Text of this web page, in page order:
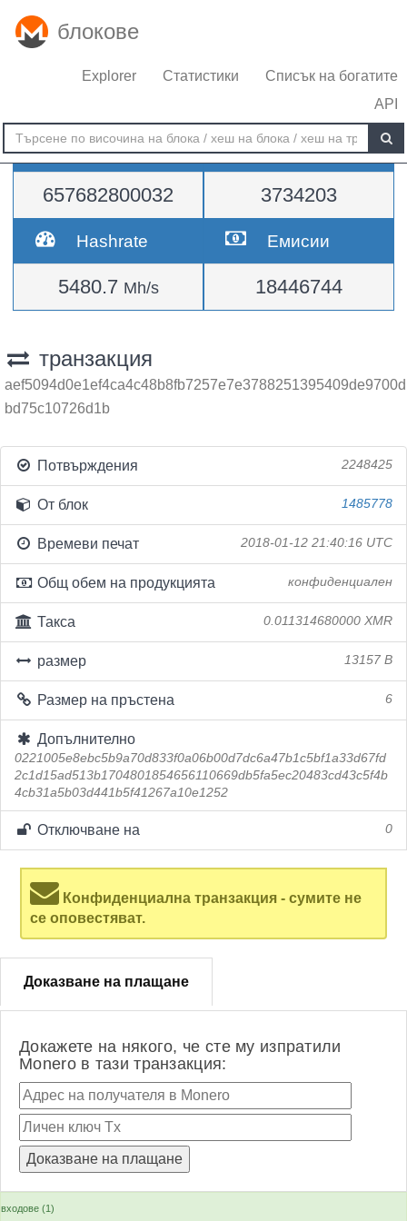
блокове
Explorer Статистики
Списък на богатите
API
Трудност
657682800032
височина
3734203
Hashrate
5480.7 Mh/s
Емисии
18446744
транзакция
aef5094d0e1ef4ca4c48b8fb7257e7e3788251395409de9700d
bd75c10726d1b
Потвърждения 2248425
От блок 1485778
Времеви печат 2018-01-12 21:40:16 UTC
Общ обем на продукцията конфиденциален
Такса 0.011314680000 XMR
размер 13157 B
Размер на пръстена 6
Допълнително
0221005e8ebc5b9a70d833f0a06b00d7dc6a47b1c5bf1a33d67fd
2c1d15ad513b1704801854656110669db5fa5ec20483cd43c5f4b
4cb31a5b03d441b5f41267a10e1252
Отключване на 0
Конфиденциална транзакция - сумите не
се оповестяват.
Доказване на плащане
Докажете на някого, че сте му изпратили
Monero в тази транзакция:
входове (1)